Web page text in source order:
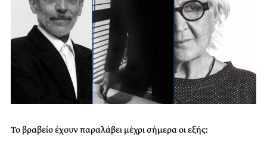
Το βραβείο έχουν παραλάβει μέχρι σήμερα οι εξής: